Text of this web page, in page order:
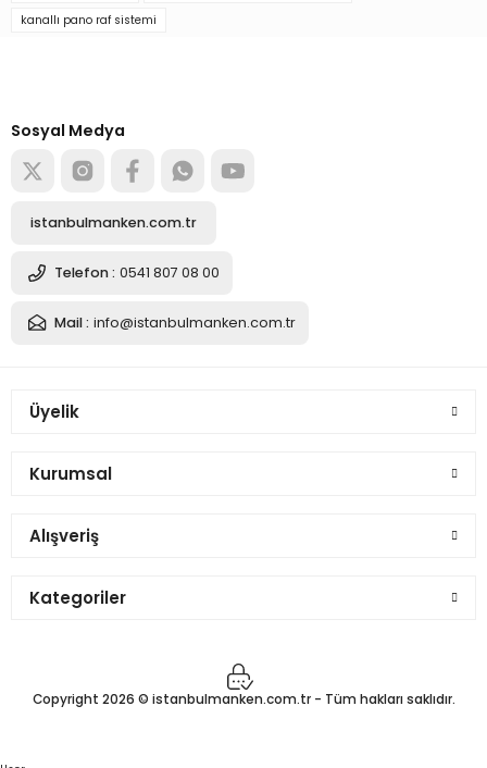
kanallı pano raf sistemi
Sosyal Medya
istanbulmanken.com.tr
Telefon : 0541 807 08 00
Mail : info@istanbulmanken.com.tr
Üyelik
Kurumsal
Alışveriş
Kategoriler
Copyright 2026 © istanbulmanken.com.tr - Tüm hakları saklıdır.